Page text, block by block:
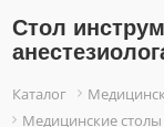
Стол
Каталог
Медицинские столы